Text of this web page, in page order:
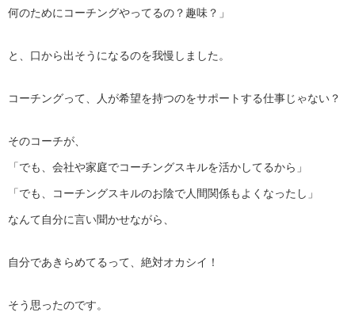
何のためにコーチングやってるの？趣味？」
と、口から出そうになるのを我慢しました。
コーチングって、人が希望を持つのをサポートする仕事じゃない？
そのコーチが、
「でも、会社や家庭でコーチングスキルを活かしてるから」
「でも、コーチングスキルのお陰で人間関係もよくなったし」
なんて自分に言い聞かせながら、
自分であきらめてるって、絶対オカシイ！
そう思ったのです。